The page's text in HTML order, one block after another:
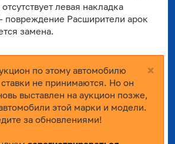
левая накладка
повреждение Расширители арок
замена.
×
по этому автомобилю
не принимаются. Но он
выставлен на аукцион позже,
этой марки и модели.
за обновлениями!